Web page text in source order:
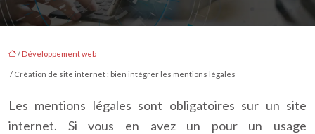
/ Développement web
/ Création de site internet : bien intégrer les mentions légales
Les mentions légales sont obligatoires sur un site
internet. Si vous en avez un pour un usage